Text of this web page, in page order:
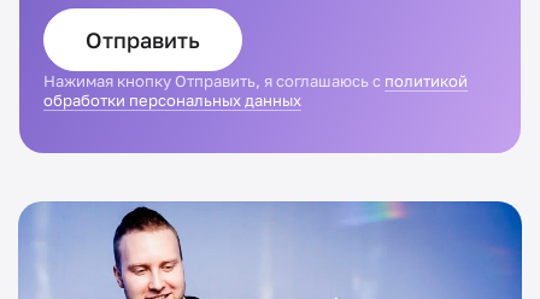
Отправить
Нажимая кнопку Отправить, я соглашаюсь с политикой
обработки персональных данных